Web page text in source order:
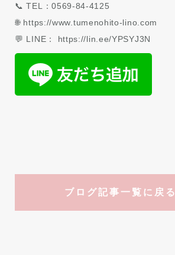
📞 TEL：0569-84-4125
🌐 https://www.tumenohito-lino.com
💬 LINE： https://lin.ee/YPSYJ3N
ブログ記事一覧に戻る